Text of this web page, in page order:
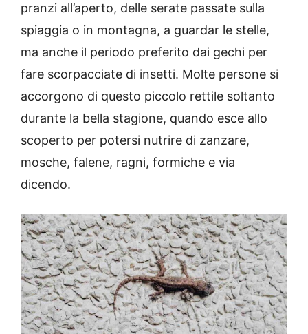
pranzi all’aperto, delle serate passate sulla
spiaggia o in montagna, a guardar le stelle,
ma anche il periodo preferito dai gechi per
fare scorpacciate di insetti. Molte persone si
accorgono di questo piccolo rettile soltanto
durante la bella stagione, quando esce allo
scoperto per potersi nutrire di zanzare,
mosche, falene, ragni, formiche e via
dicendo.